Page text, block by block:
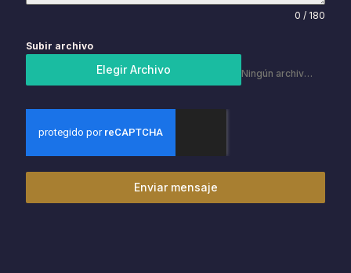
0 / 180
Subir archivo
Elegir Archivo Ningún archivo elegido
Enviar mensaje